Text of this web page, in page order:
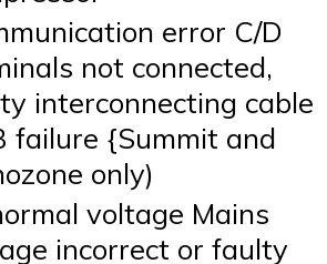
error C/D
not connected,
interconnecting cable
failure {Summit and
only)
voltage Mains
incorrect or faulty